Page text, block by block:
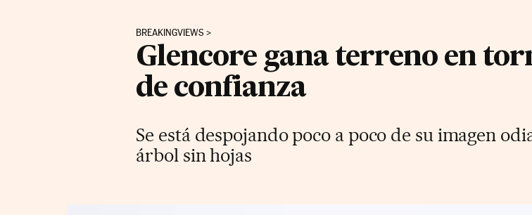
BREAKINGVIEWS
Glencore gana terreno en
de confianza
Se está despojando poco a poco de su imagen
árbol sin hojas